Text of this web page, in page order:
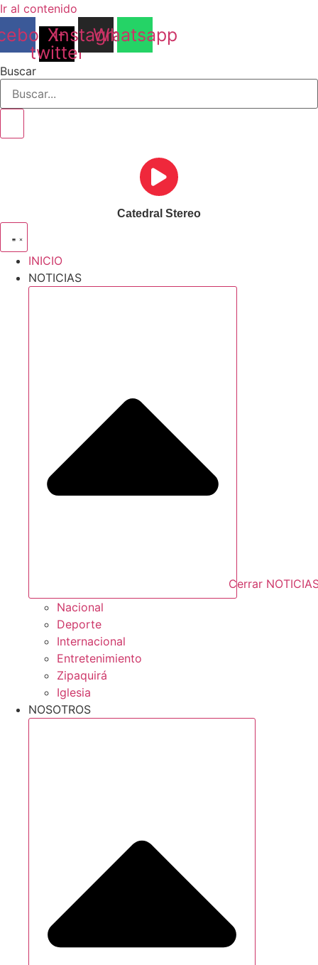
Ir al contenido
X-
twitter
Instagram
Whatsapp
Buscar
Catedral Stereo
INICIO
NOTICIAS
Cerrar
Nacional
Deporte
Internacional
Entretenimiento
Zipaquirá
Iglesia
NOSOTROS